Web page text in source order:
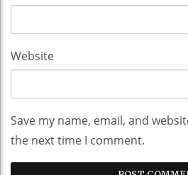
Website
Save my name, email, and
the next time I comment.